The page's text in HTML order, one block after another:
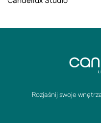
Rozjaśnij swoje